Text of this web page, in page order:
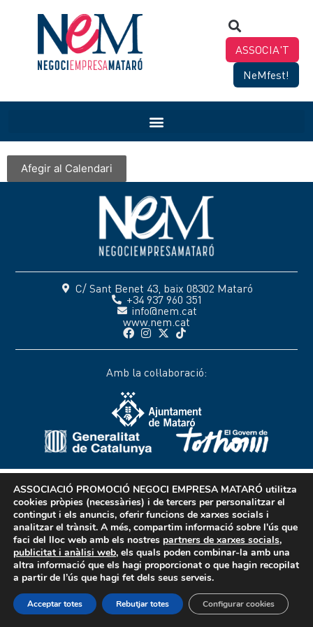
ASSOCIA'T
NeMfest!
Afegir al Calendari
C/ Sant Benet 43, baix 08302 Mataró
+34 937 960 351
info@nem.cat
www.nem.cat
Amb la col·laboració:
ASSOCIACIÓ PROMOCIÓ NEGOCI EMPRESA MATARÓ utilitza
cookies pròpies (necessàries) i de tercers per personalitzar el
contingut i els anuncis, oferir funcions de xarxes socials i
analitzar el trànsit. A més, compartim informació sobre l'ús que
faci del lloc web amb els nostres partners de xarxes socials,
publicitat i anàlisi web, els quals poden combinar-la amb una
altra informació que els hagi proporcionat o que hagin recopilat
a partir de l’ús que hagi fet dels seus serveis.
Acceptar totes Rebutjar totes Configurar cookies